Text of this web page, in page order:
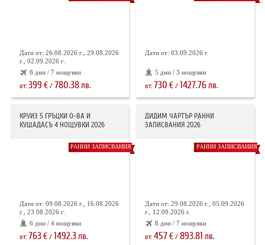
Дати от: 26.08.2026 г., 29.08.2026
г., 02.09.2026 г.
8 дни / 7 нощувки
от: 399 €/ 780.38лв.
Дати от: 03.09.2026 г.
5 дни / 3 нощувки
от: 730 € / 1427.76лв.
КРУИЗ 5 ГРЪЦКИ О-ВА И
КУШАДАСЪ 4 НОЩУВКИ 2026
РАННИ ЗАПИСВАНИЯ
Дати от: 09.08.2026 г., 16.08.2026
г., 23.08.2026 г.
6 дни / 4 нощувки
от: 763€/ 1492.3лв.
ДИДИМ ЧАРТЪР РАННИ
ЗАПИСВАНИЯ 2026
РАННИ ЗАПИСВАНИЯ
Дати от: 29.08.2026 г., 05.09.2026
г., 12.09.2026 г.
8 дни / 7 нощувки
от:457€ /893.81 лв.